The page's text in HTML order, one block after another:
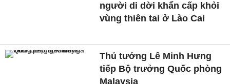
người di dời khẩn cấp khỏi
vùng thiên tai ở Lào Cai
Thủ tướng Lê Minh Hưng
tiếp Bộ trưởng Quốc phòng
Malaysia